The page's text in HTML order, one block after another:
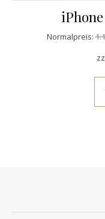
Normalpreis: